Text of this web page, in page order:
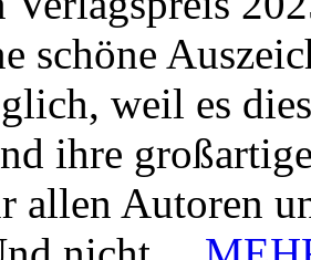
schöne
weil es
ihre
allen Autoren